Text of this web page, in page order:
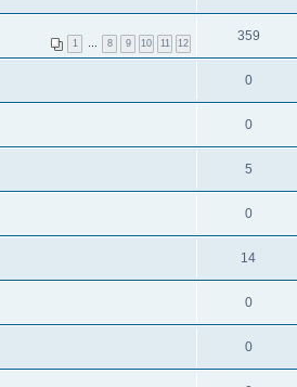
1 … 8 9 10 11 12 359
0
0
5
0
14
0
0